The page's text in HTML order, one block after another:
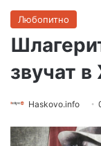
Любопитно
звучат в
Haskovo.info